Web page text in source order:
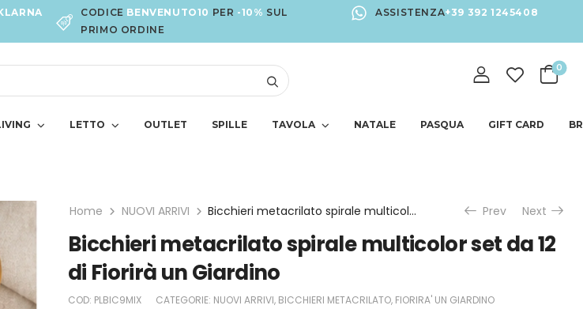
CODICE BENVENUTO10 PER -10% SUL
PRIMO ORDINE
ASSISTENZA+39 392 1245408
0
LETTO OUTLET SPILLE TAVOLA NATALE PASQUA GIFT CARD
Home NUOVI ARRIVI Bicchieri metacrilato spirale multicolor set da 12 di Fiorirà un Giardino Prev Next
Bicchieri metacrilato spirale multicolor set da 12
di Fiorirà un Giardino
COD: PLBIC9MIX CATEGORIE: NUOVI ARRIVI, BICCHIERI METACRILATO, FIORIRA' UN GIARDINO